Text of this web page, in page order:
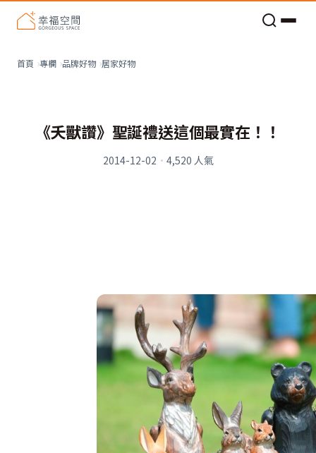
首頁 專欄 品牌好物 居家好物
《夭獸讚》聖誕禮送這個最實在！！
2014-12-02 · 4,520 人氣